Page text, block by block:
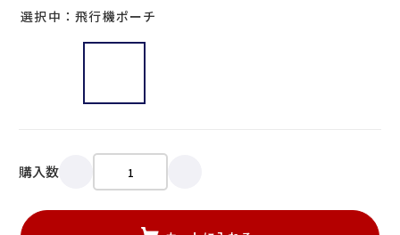
選択中：飛行機ポーチ
購入数